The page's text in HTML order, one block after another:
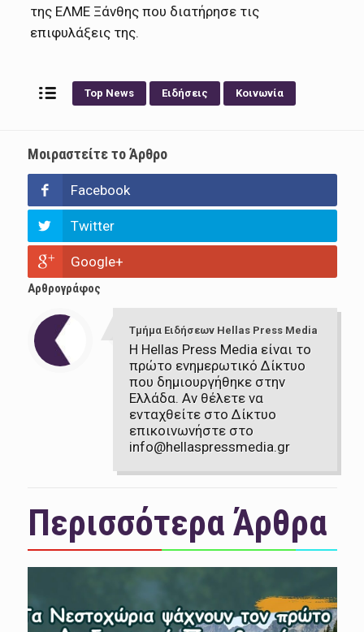
της ΕΛΜΕ Ξάνθης που διατήρησε τις
επιφυλάξεις της.
Top News Ειδήσεις Κοινωνία
Μοιραστείτε το Άρθρο
Facebook
Twitter
Google+
Αρθρογράφος
Τμήμα Ειδήσεων Hellas Press Media
Η Hellas Press Media είναι το
πρώτο ενημερωτικό Δίκτυο
που δημιουργήθηκε στην
Ελλάδα. Αν θέλετε να
ενταχθείτε στο Δίκτυο
επικοινωνήστε στο
info@hellaspressmedia.gr
Περισσότερα Άρθρα